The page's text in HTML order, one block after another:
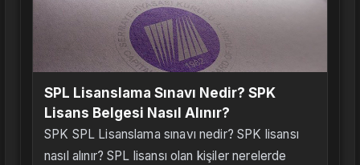
SPL Lisanslama Sınavı Nedir? SPK
Lisans Belgesi Nasıl Alınır?
SPK SPL Lisanslama sınavı nedir? SPK lisansı
nasıl alınır? SPL lisansı olan kişiler nerelerde